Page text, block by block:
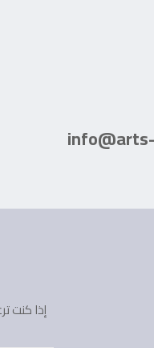
إذا كنت